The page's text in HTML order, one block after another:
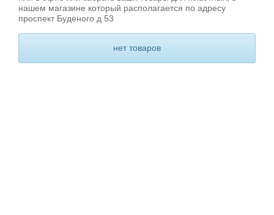
нашем магазине который располагается по адресу
проспект Буденого д 53
нет товаров